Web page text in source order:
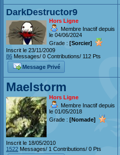
DarkDestructor9
Hors Ligne
Membre Inactif depuis
le 04/06/2024
Grade : [Sorcier]
Inscrit le 23/11/2009
86 Messages/ 0 Contributions/ 112 Pts
Message Privé
Maelstorm
Hors Ligne
Membre Inactif depuis
le 01/05/2018
Grade : [Nomade]
Inscrit le 18/05/2010
1522 Messages/ 1 Contributions/ 0 Pts